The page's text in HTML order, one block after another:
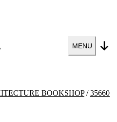
MENU
BOOKSHOP/35660